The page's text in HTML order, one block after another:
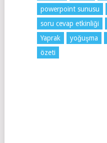
powerpoint sunusu
soru cevap etkinliği
Yaprak
yoğuşma
özeti